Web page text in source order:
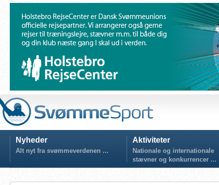
Nyheder
Alt nyt fra svømmeverdenen ...
Aktiviteter
Nationale og internationale
stævner og konkurrencer ...